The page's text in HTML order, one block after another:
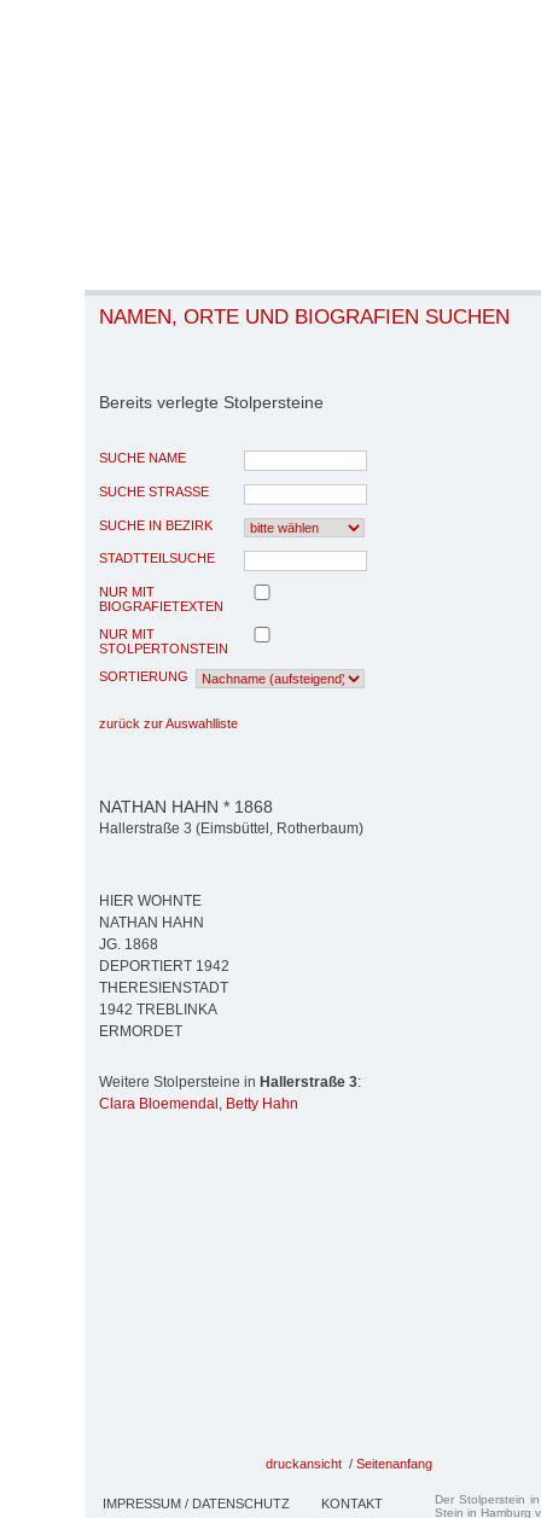
NAMEN, ORTE UND BIOGRAFIEN SUCHEN
Bereits verlegte Stolpersteine
SUCHE NAME
SUCHE STRASSE
SUCHE IN BEZIRK
STADTTEILSUCHE
NUR MIT
BIOGRAFIETEXTEN
NUR MIT
STOLPERTONSTEIN
SORTIERUNG
zurück zur Auswahlliste
NATHAN HAHN * 1868
Hallerstraße 3 (Eimsbüttel, Rotherbaum)
HIER WOHNTE
NATHAN HAHN
JG. 1868
DEPORTIERT 1942
THERESIENSTADT
1942 TREBLINKA
ERMORDET
Weitere Stolpersteine in Hallerstraße 3:
Clara Bloemendal , Betty Hahn
druckansicht / Seitenanfang
IMPRESSUM / DATENSCHUTZ KONTAKT
Der Stolperstein
Stein in Hamburg